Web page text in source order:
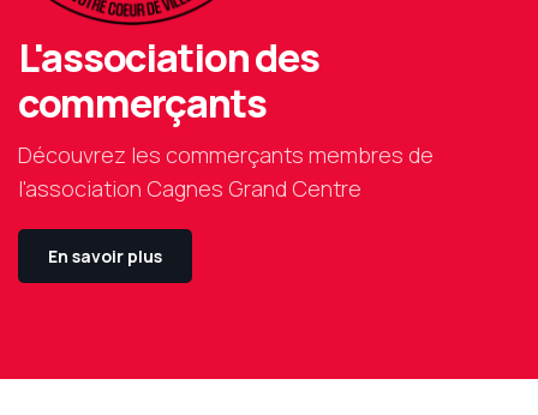
L'association des
commerçants
Découvrez les commerçants membres de
l'association Cagnes Grand Centre
En savoir plus